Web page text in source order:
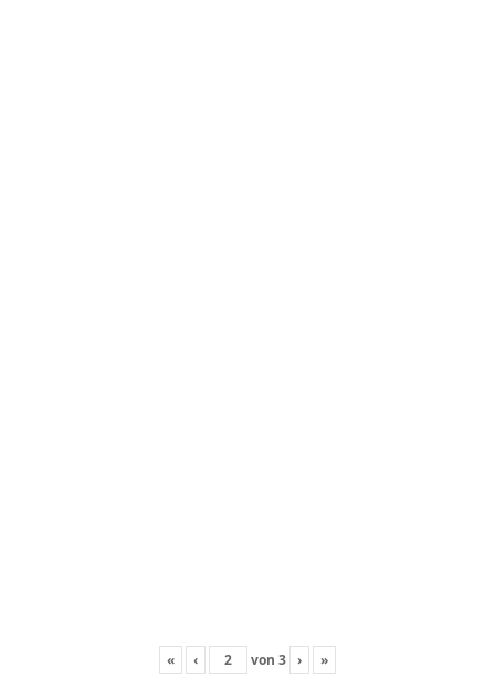
« ‹ von 3 › »